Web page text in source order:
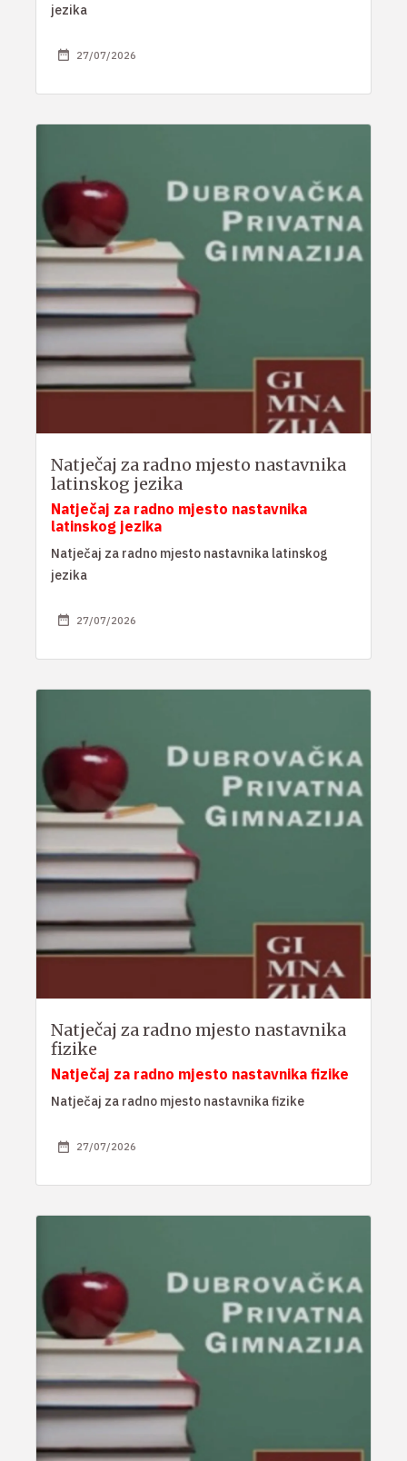
jezika
27/07/2026
Natječaj za radno mjesto nastavnika
latinskog jezika
Natječaj za radno mjesto nastavnika
latinskog jezika
Natječaj za radno mjesto nastavnika latinskog
jezika
27/07/2026
Natječaj za radno mjesto nastavnika
fizike
Natječaj za radno mjesto nastavnika fizike
Natječaj za radno mjesto nastavnika fizike
27/07/2026